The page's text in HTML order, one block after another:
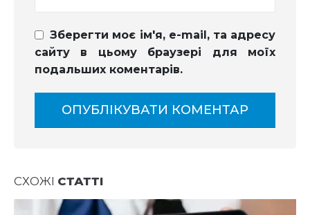
Зберегти моє ім'я, e-mail, та адресу
сайту в цьому браузері для моїх
подальших коментарів.
СХОЖІ СТАТТІ